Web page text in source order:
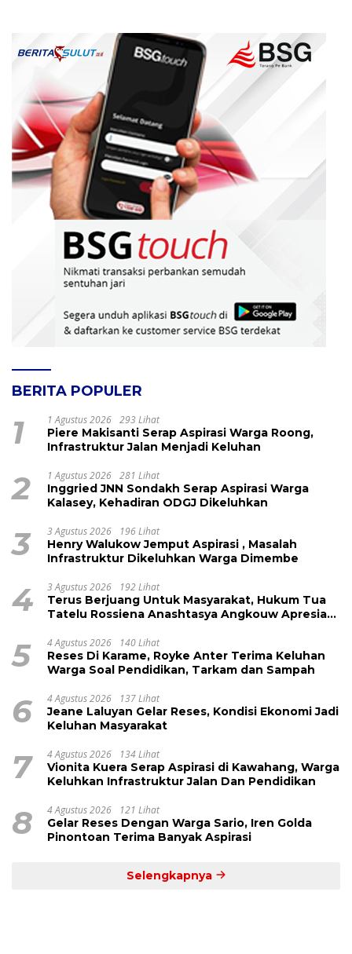
BERITA POPULER
1 1 Agustus 2026 293 Lihat
Piere Makisanti Serap Aspirasi Warga Roong,
Infrastruktur Jalan Menjadi Keluhan
2 1 Agustus 2026 281 Lihat
Inggried JNN Sondakh Serap Aspirasi Warga
Kalasey, Kehadiran ODGJ Dikeluhkan
3 3 Agustus 2026 196 Lihat
Henry Walukow Jemput Aspirasi , Masalah
Infrastruktur Dikeluhkan Warga Dimembe
4 3 Agustus 2026 192 Lihat
Terus Berjuang Untuk Masyarakat, Hukum Tua
Tatelu Rossiena Anashtasya Angkouw Apresiasi
5 4 Agustus 2026 140 Lihat
Reses Di Karame, Royke Anter Terima Keluhan
Warga Soal Pendidikan, Tarkam dan Sampah
6 4 Agustus 2026 137 Lihat
Jeane Laluyan Gelar Reses, Kondisi Ekonomi Jadi
Keluhan Masyarakat
7 4 Agustus 2026 134 Lihat
Vionita Kuera Serap Aspirasi di Kawahang, Warga
Keluhkan Infrastruktur Jalan Dan Pendidikan
8 4 Agustus 2026 121 Lihat
Gelar Reses Dengan Warga Sario, Iren Golda
Pinontoan Terima Banyak Aspirasi
Selengkapnya